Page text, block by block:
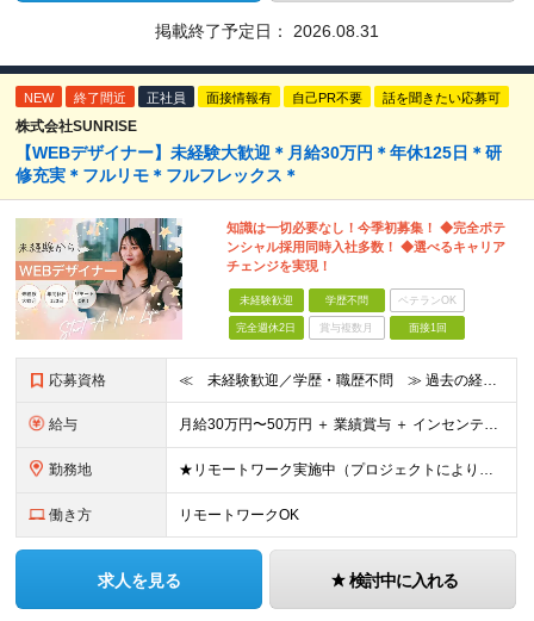
掲載終了予定日： 2026.08.31
NEW 終了間近 正社員 面接情報有 自己PR不要 話を聞きたい応募可
株式会社SUNRISE
【WEBデザイナー】未経験大歓迎＊月給30万円＊年休125日＊研
修充実＊フルリモ＊フルフレックス＊
知識は一切必要なし！今季初募集！ ◆完全ポテ
ンシャル採用同時入社多数！ ◆選べるキャリア
チェンジを実現！
未経験歓迎 学歴不問 ベテランOK
完全週休2日 賞与複数月 面接1回
応募資格 ≪ 未経験歓迎／学歴・職歴不問 ≫ 過去の経歴は一切不問。 「いままで」よりも「これから」を 重視した採用を行っています！ ▼▼こんな想いがある方大歓迎▼▼ ・WEBデザインに興味がある！ ・WEB
給与 ⽉給30万円〜50万円 ＋ 業績賞与 ＋ インセンティブ賞与 経験者：35万円～ ※IT新人時25万円〜 ※経験・スキルを考慮の上、決定します。 ※経験者は別途優遇！ ★試⽤期間：3ヶ⽉ ★学
勤務地 ★リモートワーク実施中（プロジェクトによりフルリモートもあり） ★配属先は希望を最⼤限考慮
働き方 リモートワークOK
求人を見る 検討中に入れる